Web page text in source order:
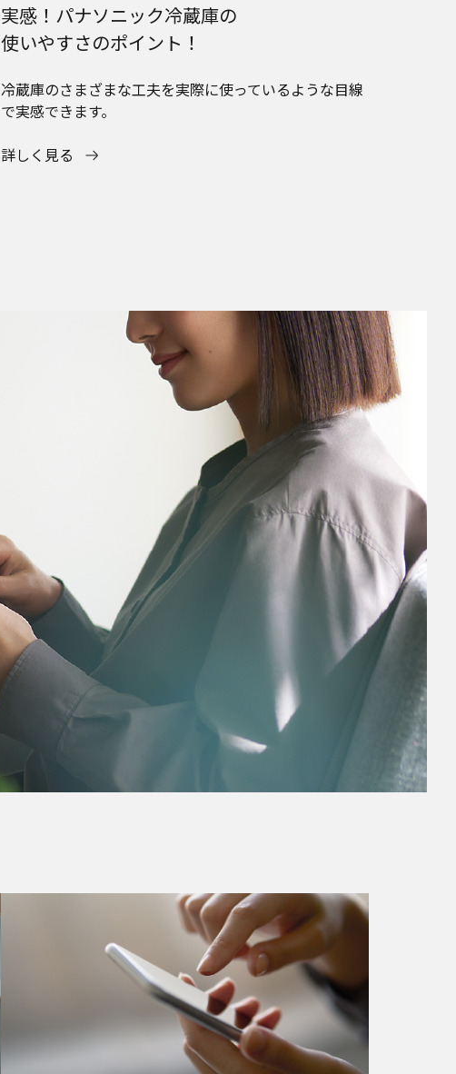
実感！パナソニック冷蔵庫の
使いやすさのポイント！
冷蔵庫のさまざまな工夫を実際に使っているような目線
で実感できます。
詳しく見る